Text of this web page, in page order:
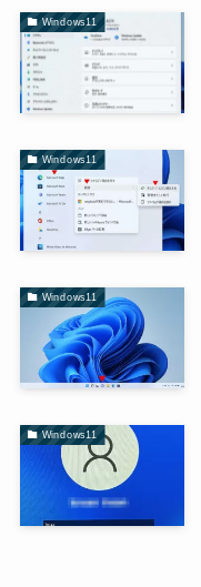
Windows11
Windows11
Windows11
Windows11